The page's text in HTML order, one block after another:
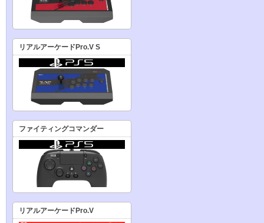
リアルアーケードPro.V S
ファイティングコマンダー
リアルアーケードPro.V